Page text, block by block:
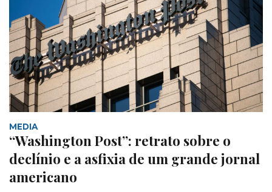
MEDIA
“Washington Post”: retrato sobre o
declínio e a asfixia de um grande jornal
americano